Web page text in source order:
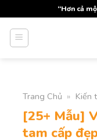
to
content
“Hơn cả
Trang Chủ » Kiến
[25+ Mẫu]
tam cấp